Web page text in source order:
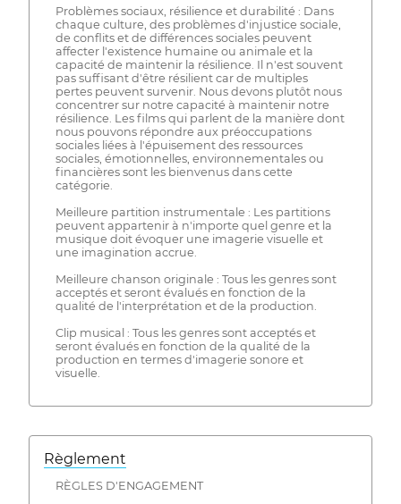
Problèmes sociaux, résilience et durabilité : Dans
chaque culture, des problèmes d'injustice sociale,
de conflits et de différences sociales peuvent
affecter l'existence humaine ou animale et la
capacité de maintenir la résilience. Il n'est souvent
pas suffisant d'être résilient car de multiples
pertes peuvent survenir. Nous devons plutôt nous
concentrer sur notre capacité à maintenir notre
résilience. Les films qui parlent de la manière dont
nous pouvons répondre aux préoccupations
sociales liées à l'épuisement des ressources
sociales, émotionnelles, environnementales ou
financières sont les bienvenus dans cette
catégorie.
Meilleure partition instrumentale : Les partitions
peuvent appartenir à n'importe quel genre et la
musique doit évoquer une imagerie visuelle et
une imagination accrue.
Meilleure chanson originale : Tous les genres sont
acceptés et seront évalués en fonction de la
qualité de l'interprétation et de la production.
Clip musical : Tous les genres sont acceptés et
seront évalués en fonction de la qualité de la
production en termes d'imagerie sonore et
visuelle.
Règlement
RÈGLES D'ENGAGEMENT